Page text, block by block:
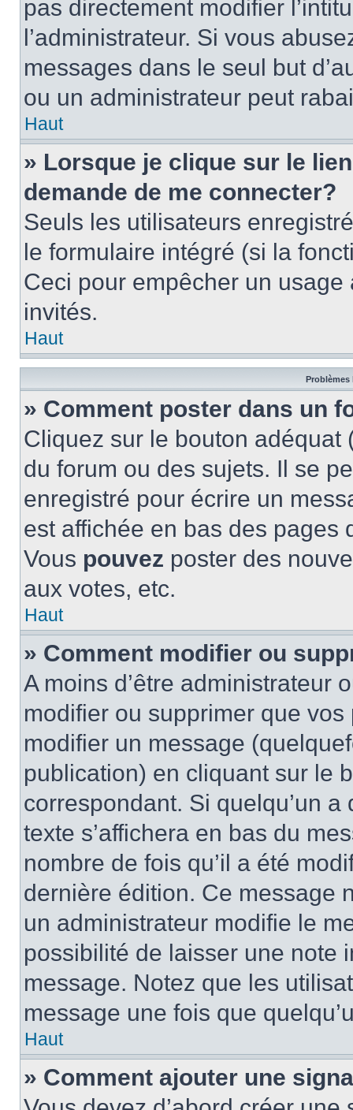
pas directement modifier
l’administrateur. Si vous
messages dans le seul but
ou un administrateur peut
Haut
» Lorsque je clique sur le
demande de me connecter?
Seuls les utilisateurs
le formulaire intégré (si la
Ceci pour empêcher un
invités.
Haut
Problèmes
» Comment poster dans un
Cliquez sur le bouton
du forum ou des sujets. Il se
enregistré pour écrire un
est affichée en bas des pages
Vous pouvez poster des
aux votes, etc.
Haut
» Comment modifier ou
A moins d’être administrateur
modifier ou supprimer que
modifier un message
publication) en cliquant sur le
correspondant. Si quelqu’un
texte s’affichera en bas du
nombre de fois qu’il a été
dernière édition. Ce message
un administrateur modifie le
possibilité de laisser une note
message. Notez que les
message une fois que
Haut
» Comment ajouter une